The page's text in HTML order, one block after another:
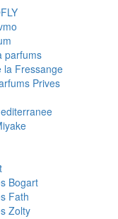
parfums
la Fressange
Prives
Bogart
Fath
Zolty